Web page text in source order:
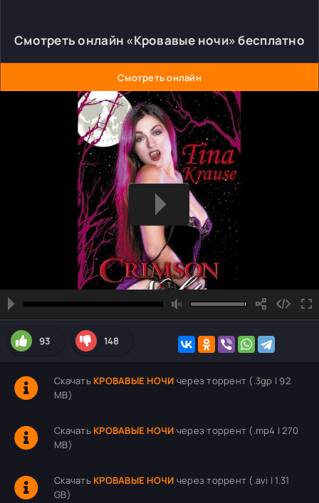
Смотреть онлайн «Кровавые ночи» бесплатно
Смотреть онлайн
93 148
Скачать КРОВАВЫЕ НОЧИ через торрент (.3gp | 92
MB)
Скачать КРОВАВЫЕ НОЧИ через торрент (.mp4 | 270
MB)
Скачать КРОВАВЫЕ НОЧИ через торрент (.avi | 1.31
GB)